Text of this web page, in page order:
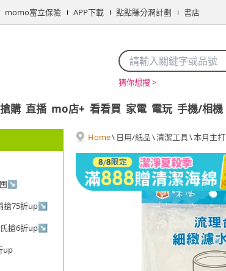
momo富立保險 APP下載 點點賺分潤計劃 書店
猜你想搜 >
購 直播 mo店+ 看看買 家電 電玩 手機/相機
囤↘
搶75折up↘
搶6折up↘
up
Home\ 日用/紙品\清潔工具\本月主打